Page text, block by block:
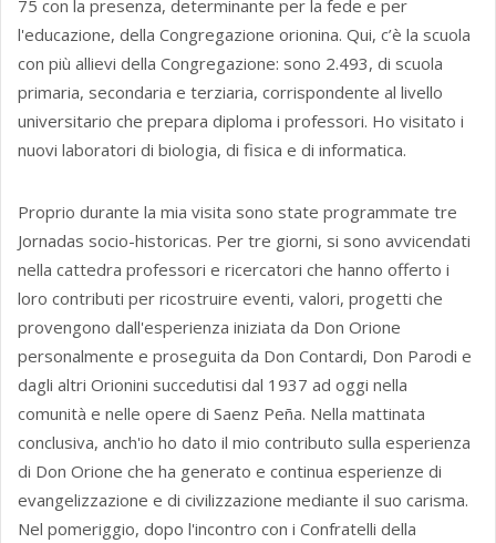
75 con la presenza, determinante per la fede e per
l'educazione, della Congregazione orionina. Qui, c’è la scuola
con più allievi della Congregazione: sono 2.493, di scuola
primaria, secondaria e terziaria, corrispondente al livello
universitario che prepara diploma i professori. Ho visitato i
nuovi laboratori di biologia, di fisica e di informatica.
Proprio durante la mia visita sono state programmate tre
Jornadas socio-historicas. Per tre giorni, si sono avvicendati
nella cattedra professori e ricercatori che hanno offerto i
loro contributi per ricostruire eventi, valori, progetti che
provengono dall'esperienza iniziata da Don Orione
personalmente e proseguita da Don Contardi, Don Parodi e
dagli altri Orionini succedutisi dal 1937 ad oggi nella
comunità e nelle opere di Saenz Peña. Nella mattinata
conclusiva, anch'io ho dato il mio contributo sulla esperienza
di Don Orione che ha generato e continua esperienze di
evangelizzazione e di civilizzazione mediante il suo carisma.
Nel pomeriggio, dopo l'incontro con i Confratelli della